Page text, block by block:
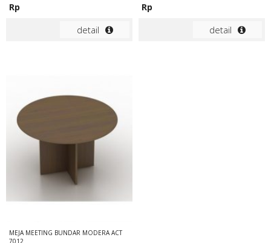
Rp
detail
Rp
detail
MEJA MEETING BUNDAR MODERA ACT
7012